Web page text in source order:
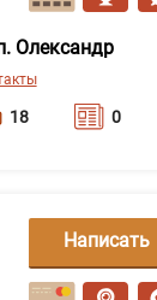
Олександр
18 0
Написать
сообщение